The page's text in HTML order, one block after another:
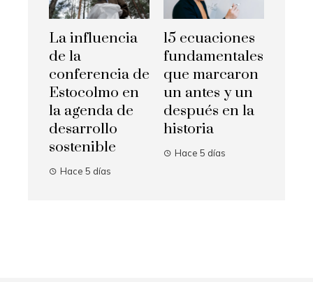
La influencia
de la
conferencia de
Estocolmo en
la agenda de
desarrollo
sostenible
Hace 5 días
15 ecuaciones
fundamentales
que marcaron
un antes y un
después en la
historia
Hace 5 días